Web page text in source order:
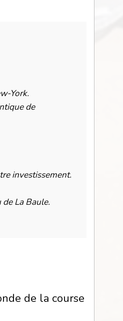
York.
de
investissement.
La Baule.
de la course